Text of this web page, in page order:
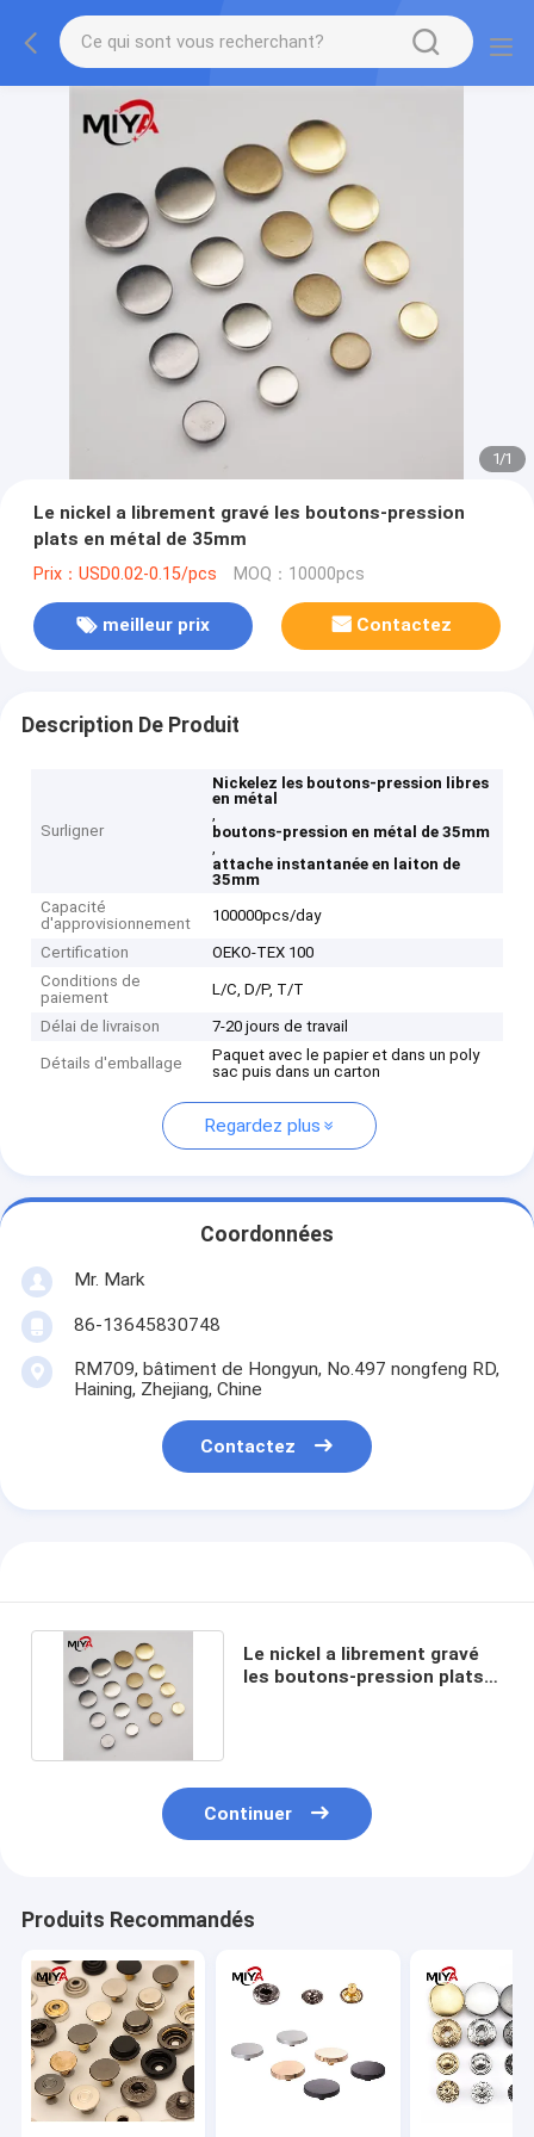
1/1
Le nickel a librement gravé les boutons-pression
plats en métal de 35mm
Prix：USD0.02-0.15/pcs MOQ：10000pcs
meilleur prix Contactez
Description De Produit
Surligner
Nickelez les boutons-pression libres
en métal
,
boutons-pression en métal de 35mm
,
attache instantanée en laiton de
35mm
Capacité
d'approvisionnement
100000pcs/day
Certification
OEKO-TEX 100
Conditions de
paiement
L/C, D/P, T/T
Délai de livraison 7-20 jours de travail
Détails d'emballage
Paquet avec le papier et dans un poly
sac puis dans un carton
Regardez plus
Coordonnées
Mr. Mark
86-13645830748
RM709, bâtiment de Hongyun, No.497 nongfeng RD,
Haining, Zhejiang, Chine
Contactez
Le nickel a librement gravé
les boutons-pression plats
Continuer
Produits Recommandés